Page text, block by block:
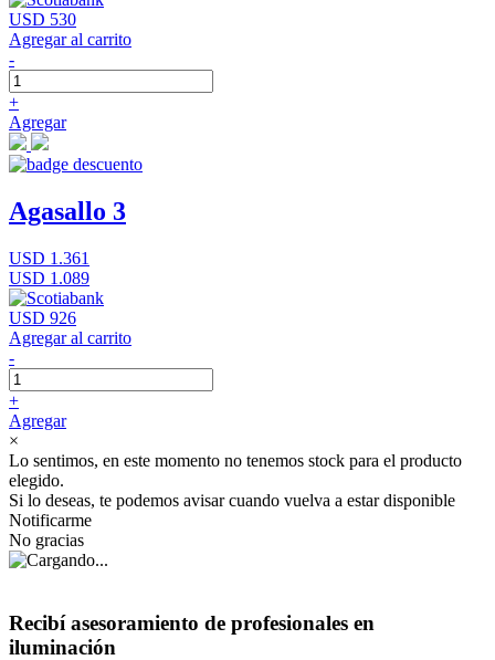
USD 530
Agregar al carrito
-
+
Agregar
Agasallo 3
USD 1.361
USD 1.089
USD 926
Agregar al carrito
-
+
Agregar
×
Lo sentimos, en este momento no tenemos stock para el producto
elegido.
Si lo deseas, te podemos avisar cuando vuelva a estar disponible
Notificarme
No gracias
Recibí asesoramiento de profesionales en
iluminación